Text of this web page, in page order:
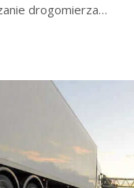
drogomierza…